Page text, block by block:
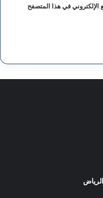
الإلكتروني في هذا المتصفح